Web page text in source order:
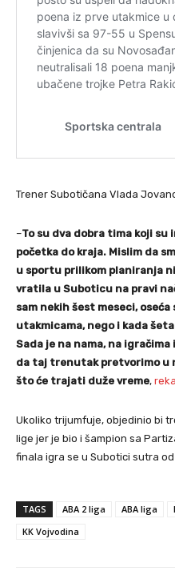
Trener Subotičana Vlada
–To su dva dobra tima koji
početka do kraja. Mislim da
u sportu prilikom planiranja
vratila u Suboticu na pravi
sam nekih šest meseci,
utakmicama, nego i kada
Sada je na nama, na
da taj trenutak pretvorimo u
što će trajati duže vreme,
Ukoliko trijumfuje, objedinio bi
lige jer je bio i šampion sa
finala igra se u Subotici sutra od
TAGS ABA 2 liga ABA liga
KK Vojvodina